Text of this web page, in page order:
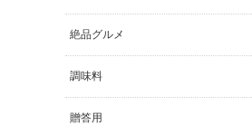
絶品グルメ
調味料
贈答用